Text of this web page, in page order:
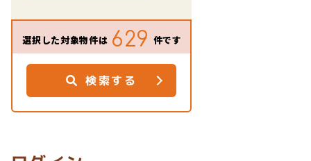
選択した対象物件は 629 件です
検索する